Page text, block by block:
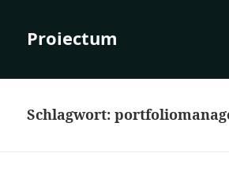
Proiectum
Schlagwort: